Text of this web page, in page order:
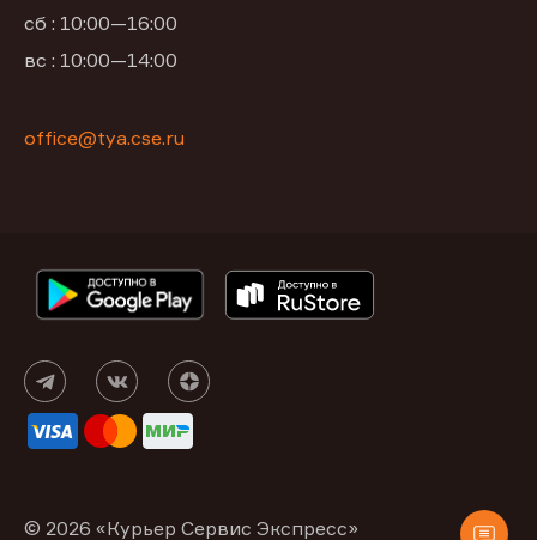
сб : 10:00—16:00
вс : 10:00—14:00
office@tya.cse.ru
© 2026 «Курьер Сервис Экспресс»